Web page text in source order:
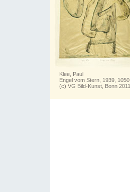
Klee, Paul
Engel vom Stern, 1939, 1050
(c) VG Bild-Kunst, Bonn 2011